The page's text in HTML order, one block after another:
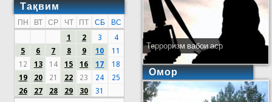
Тақвим
ПН ВТ СР ЧТ ПТ СБ
ВС
1
2 3
4
5
6 7 8 9 10
11
12
13 14 15 16 17
18
19
20 21 22 23 24
25
26
27 28 29 30 31
Терроризм вабои аср
Омор